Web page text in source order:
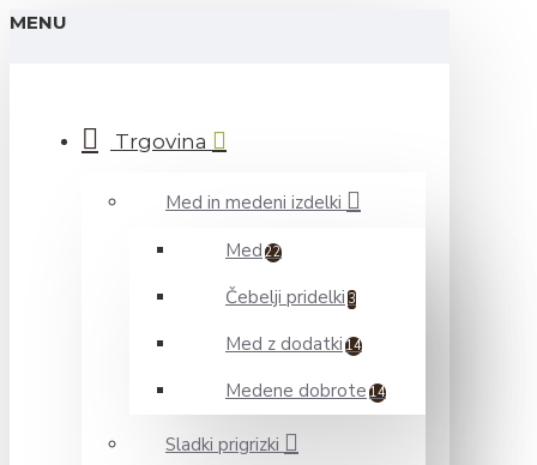
MENU
Trgovina
Med in medeni izdelki
Med 22
Čebelji pridelki 3
Med z dodatki 14
Medene dobrote 14
Sladki prigrizki